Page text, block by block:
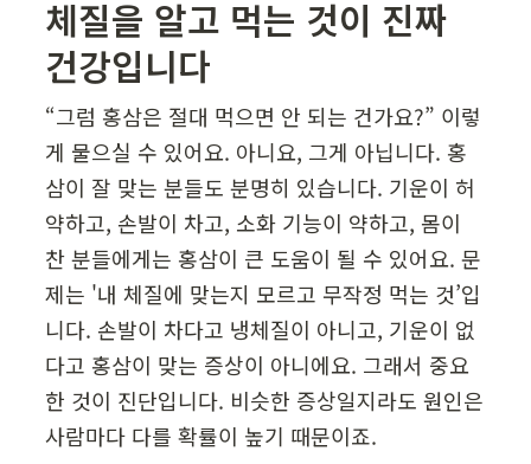
체질을 알고 먹는 것이 진짜
건강입니다
“그럼 홍삼은 절대 먹으면 안 되는 건가요?” 이렇
게 물으실 수 있어요. 아니요, 그게 아닙니다. 홍
삼이 잘 맞는 분들도 분명히 있습니다. 기운이 허
약하고, 손발이 차고, 소화 기능이 약하고, 몸이
찬 분들에게는 홍삼이 큰 도움이 될 수 있어요. 문
제는 '내 체질에 맞는지 모르고 무작정 먹는 것’입
니다. 손발이 차다고 냉체질이 아니고, 기운이 없
다고 홍삼이 맞는 증상이 아니에요. 그래서 중요
한 것이 진단입니다. 비슷한 증상일지라도 원인은
사람마다 다를 확률이 높기 때문이죠.